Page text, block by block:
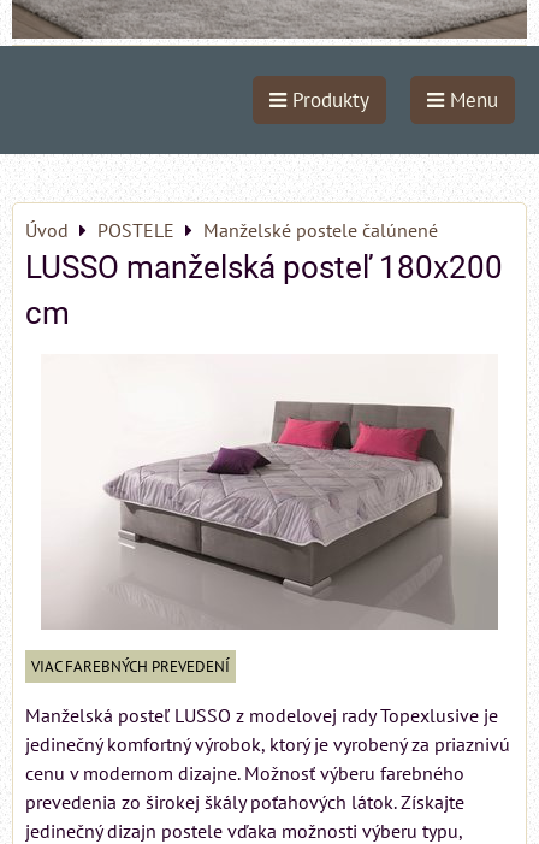
Produkty Menu
Úvod POSTELE Manželské postele čalúnené
LUSSO manželská posteľ 180x200
cm
VIAC FAREBNÝCH PREVEDENÍ
Manželská posteľ LUSSO z modelovej rady Topexlusive je
jedinečný komfortný výrobok, ktorý je vyrobený za priaznivú
cenu v modernom dizajne. Možnosť výberu farebného
prevedenia zo širokej škály poťahových látok. Získajte
jedinečný dizajn postele vďaka možnosti výberu typu,